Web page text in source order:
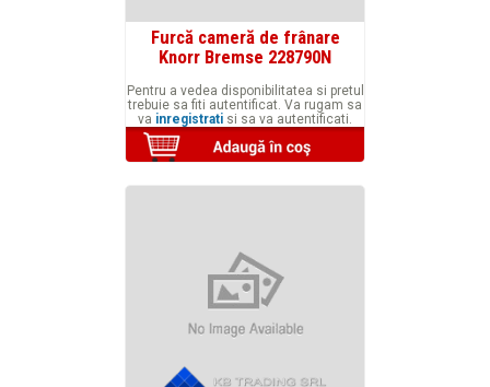
Furcă cameră de frânare
Knorr Bremse 228790N
Pentru a vedea disponibilitatea si pretul
trebuie sa fiti autentificat. Va rugam sa
va inregistrati si sa va autentificati.